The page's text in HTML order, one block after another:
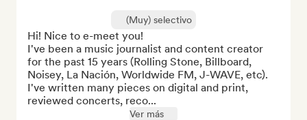
(Muy) selectivo
Hi! Nice to e-meet you!
I've been a music journalist and content creator
for the past 15 years (Rolling Stone, Billboard,
Noisey, La Nación, Worldwide FM, J-WAVE, etc).
I've written many pieces on digital and print,
reviewed concerts, reco...
Ver más